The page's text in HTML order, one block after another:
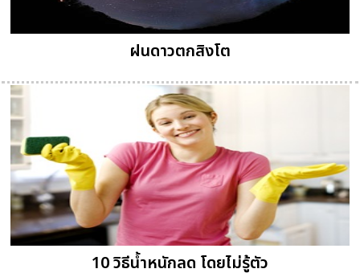
ฝนดาวตกสิงโต
10 วิธีน้ำหนักลด โดยไม่รู้ตัว